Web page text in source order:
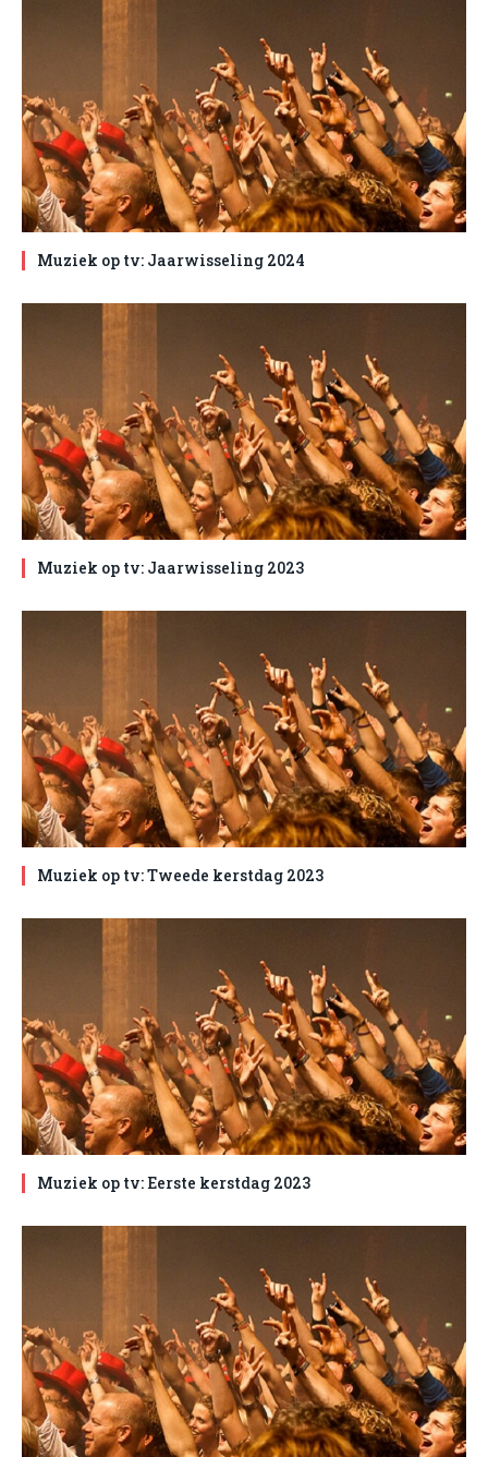
Muziek op tv: Jaarwisseling 2024
Muziek op tv: Jaarwisseling 2023
Muziek op tv: Tweede kerstdag 2023
Muziek op tv: Eerste kerstdag 2023